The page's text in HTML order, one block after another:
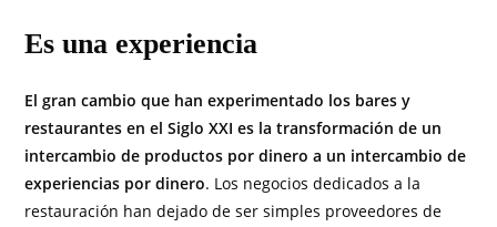
Es una experiencia
El gran cambio que han experimentado los bares y
restaurantes en el Siglo XXI es la transformación de un
intercambio de productos por dinero a un intercambio de
experiencias por dinero. Los negocios dedicados a la
restauración han dejado de ser simples proveedores de